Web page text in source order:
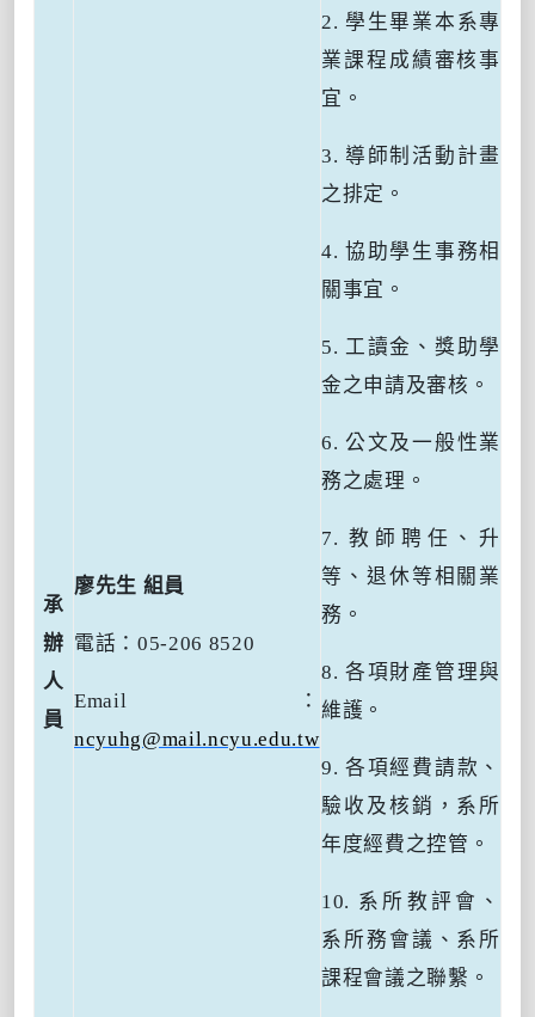
承
辦
人
員
廖先生 組員
電話：05-206 8520
Email
：
ncyuhg@mail.ncyu.edu.tw
2.學生畢業本系專
業課程成績審核事
宜。
3. 導師制活動計畫
之排定。
4. 協 助學生事務相
關事宜。
5. 工讀金、獎助學
金之申請及審核。
6.公文及一般性業
務之處理。
7.教師聘任、升
等、退休等相關業
務。
8. 各項財產管理與
維護。
9.各項經費請款、
驗收及核銷，系所
年度經費之控管。
10. 系所教評會、
系所務會議、系所
課程會議之聯繫。